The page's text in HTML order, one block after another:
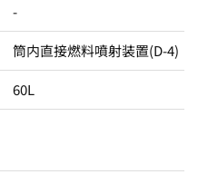
-
筒内直接燃料噴射装置(D-4)
60L